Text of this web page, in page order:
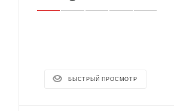
БЫСТРЫЙ ПРОСМОТР